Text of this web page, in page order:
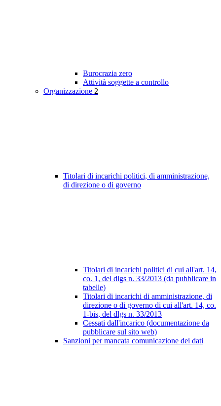
Burocrazia zero
Attività soggette a controllo
Organizzazione 2
Titolari di incarichi politici, di amministrazione,
di direzione o di governo
Titolari di incarichi politici di cui all'art. 14,
co. 1, del dlgs n. 33/2013 (da pubblicare in
tabelle)
Titolari di incarichi di amministrazione, di
direzione o di governo di cui all'art. 14, co.
1-bis, del dlgs n. 33/2013
Cessati dall'incarico (documentazione da
pubblicare sul sito web)
Sanzioni per mancata comunicazione dei dati